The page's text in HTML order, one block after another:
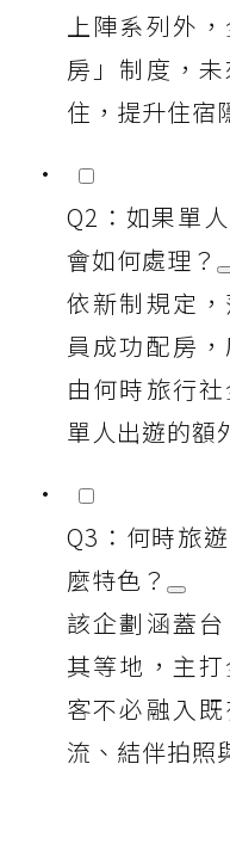
上陣系列外
房」制度，
住，提升住宿
Q2：如果單
會如何處理？
依新制規定
員成功配房
由何時旅行
單人出遊的額
Q3：何時旅
麼特色？
該企劃涵蓋
其等地，主
客不必融入
流、結伴拍照